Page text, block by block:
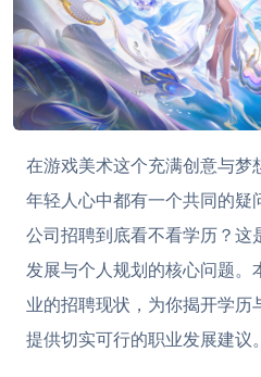
在游戏美术这个充满创意与梦
年轻人心中都有一个共同的疑
公司招聘到底看不看学历？这
发展与个人规划的核心问题
业的招聘现状，为你揭开学
提供切实可行的职业发展建议。